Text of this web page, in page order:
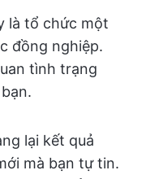
là tổ chức một
đồng nghiệp.
tình trạng
lại kết quả
mà bạn tự tin.